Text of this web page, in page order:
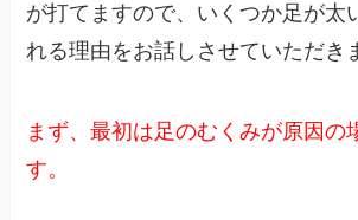
が打てますので、いくつか足が太
れる理由をお話しさせていただき
まず、最初は足のむくみが原因の
す。